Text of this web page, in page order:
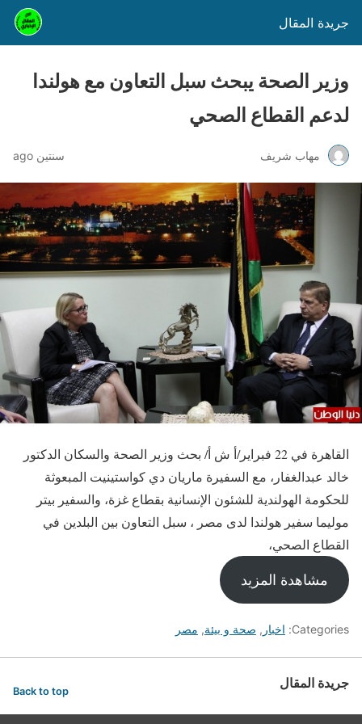
جريدة المقال
وزير الصحة يبحث سبل التعاون مع هولندا
لدعم القطاع الصحي
مهاب شريف سنتين ago
القاهرة في 22 فبراير/أ ش أ/ بحث وزير الصحة والسكان الدكتور
خالد عبدالغفار، مع السفيرة ماريان دي كواستينيت المبعوثة
للحكومة الهولندية للشئون الإنسانية بقطاع غزة، والسفير بيتر
موليما سفير هولندا لدى مصر ، سبل التعاون بين البلدين في
القطاع الصحي،
مشاهدة المزيد
Categories: اخبار , صحة و بيئة, مصر
جريدة المقال Back to top